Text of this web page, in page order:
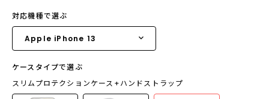
対応機種で選ぶ
ケースタイプで選ぶ
スリムプロテクションケース+ハンドストラップ